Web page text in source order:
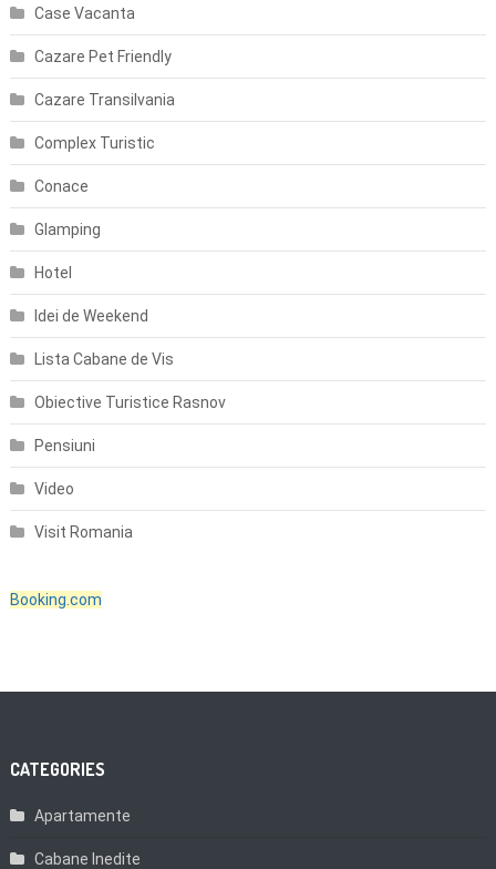
Case Vacanta
Cazare Pet Friendly
Cazare Transilvania
Complex Turistic
Conace
Glamping
Hotel
Idei de Weekend
Lista Cabane de Vis
Obiective Turistice Rasnov
Pensiuni
Video
Visit Romania
Booking.com
CATEGORIES
Apartamente
Cabane Inedite